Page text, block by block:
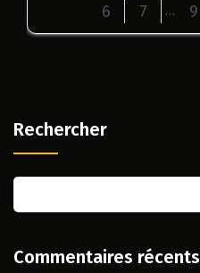
6
7 … 9
Rechercher
Commentaires récents